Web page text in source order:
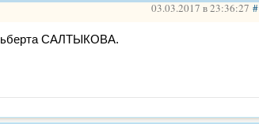
03.03.2017 в 23:36:27 #
САЛТЫКОВА.